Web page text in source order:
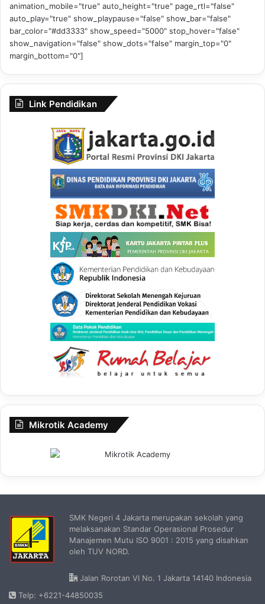
animation_mobile="true" auto_height="true" page_rtl="false"
auto_play="true" show_playpause="false" show_bar="false"
bar_color="#dd3333" show_speed="5000" stop_hover="false"
show_navigation="false" show_dots="false" margin_top="0"
margin_bottom="0"]
Link Pendidikan
Mikrotik Academy
SMK Negeri 4 Jakarta merupakan sekolah yang
melaksanakan Standar Operasional Prosedur
Manajemen Mutu ISO 9001 : 2015 yang disahkan
oleh TUV NORD.
Jalan Rorotan VI No. 1 Jakarta 14140 Indonesia
Telp: +6221-44850035